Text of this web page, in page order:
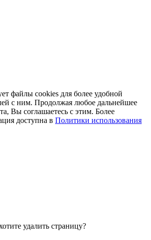
файлы cookies для более удобной
с ним. Продолжая любое дальнейшее
Вы соглашаетесь с этим. Более
доступна в Политики использования
удалить страницу?